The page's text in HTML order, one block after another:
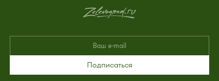
Подписаться